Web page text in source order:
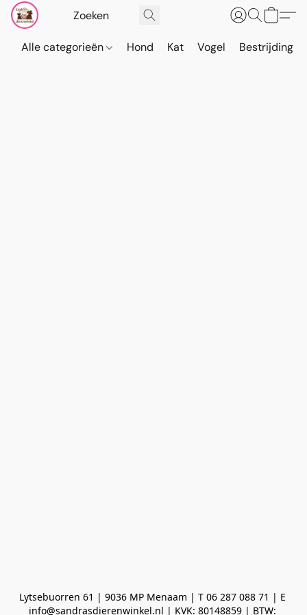
Alle categorieën Hond Kat Vogel Bestrijding
Lytsebuorren 61 | 9036 MP Menaam | T 06 287 088 71 | E
info@sandrasdierenwinkel.nl | KVK: 80148859 | BTW: